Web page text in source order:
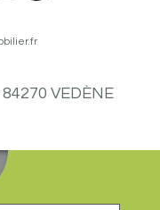
VEDÈNE